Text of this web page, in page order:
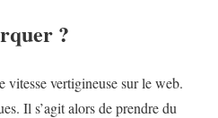
?
vitesse vertigineuse sur le web.
Il s’agit alors de prendre du